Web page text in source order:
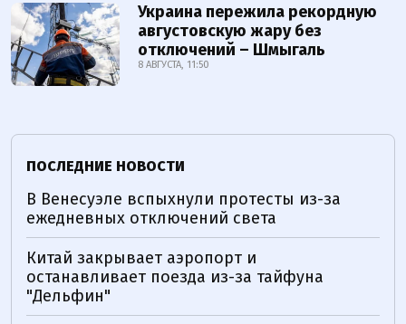
Украина пережила рекордную
августовскую жару без
отключений – Шмыгаль
8 АВГУСТА, 11:50
ПОСЛЕДНИЕ НОВОСТИ
В Венесуэле вспыхнули протесты из-за
ежедневных отключений света
Китай закрывает аэропорт и
останавливает поезда из-за тайфуна
"Дельфин"